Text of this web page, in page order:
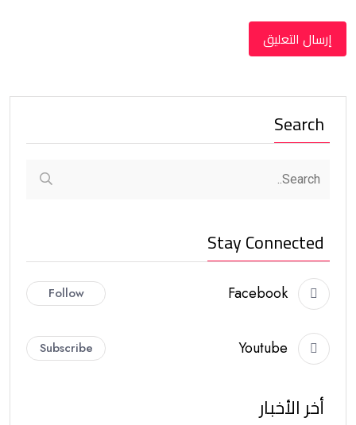
Search
Stay Connected
Facebook
Follow
Youtube
Subscribe
أخر الأخبار